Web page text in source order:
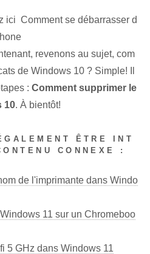
ici Comment se débarrasser d
revenons au sujet, com
de Windows 10 ? Simple! Il
: Comment supprimer le
10. À bientôt!
ÊTRE INT
CONNEXE :
de l'imprimante dans Windo
11 sur un Chromeboo
5 GHz dans Windows 11